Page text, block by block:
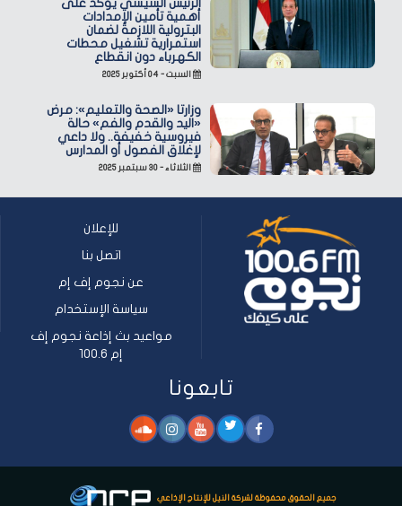
الرئيس السيسي يؤكد على
أهمية تأمين الإمدادات
البترولية اللازمة لضمان
استمرارية تشغيل محطات
الكهرباء دون انقطاع
السبت - ٠٤ أكتوبر ٢٠٢٥
وزارتا «الصحة والتعليم»: مرض
«اليد والقدم والفم» حالة
فيروسية خفيفة.. ولا داعي
لإغلاق الفصول أو المدارس
الثلاثاء - ٣٠ سبتمبر ٢٠٢٥
للإعلان
اتصل بنا
عن نجوم إف إم
سياسة الإستخدام
مواعيد بث إذاعة نجوم إف
إم 100.6
تابعونا
جميع الحقوق محفوظة لشركة النيل للإنتاج الإذاعي